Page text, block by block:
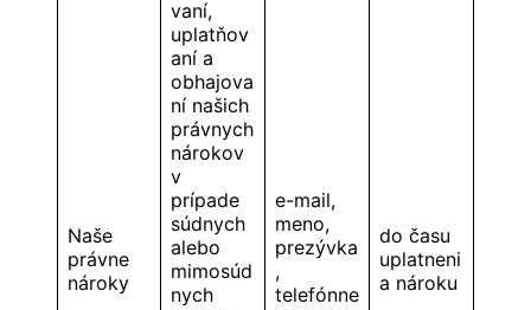
Naše
právne
nároky
vaní,
uplatňov
aní a
obhajova
ní našich
právnych
nárokov
v
prípade
súdnych
alebo
mimosúd
nych
e-mail,
meno,
prezývka
,
telefónne
do času
uplatneni
a nároku